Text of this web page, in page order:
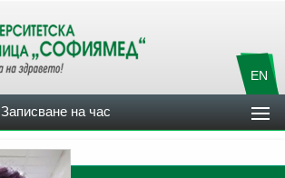
EN
Записване на час